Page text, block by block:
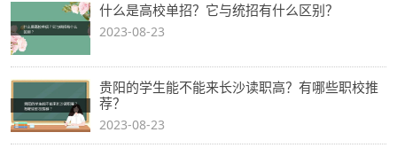
什么是高校单招？它与统招有什么区别？
2023-08-23
贵阳的学生能不能来长沙读职高？有哪些职校推
荐？
2023-08-23